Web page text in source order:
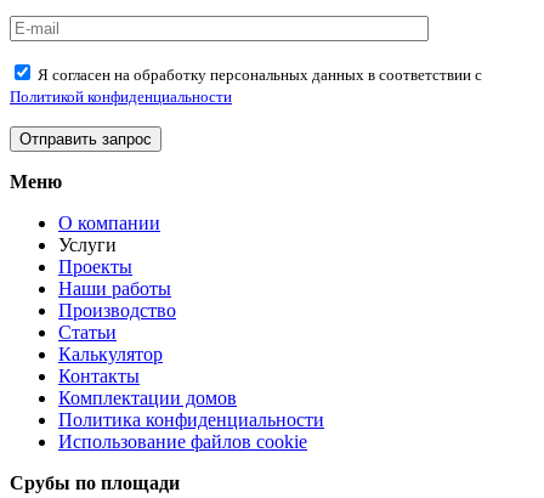
Я согласен на обработку персональных данных в соответствии с
Политикой конфиденциальности
Меню
О компании
Услуги
Проекты
Наши работы
Производство
Статьи
Калькулятор
Контакты
Комплектации домов
Политика конфиденциальности
Использование файлов cookie
Срубы по площади